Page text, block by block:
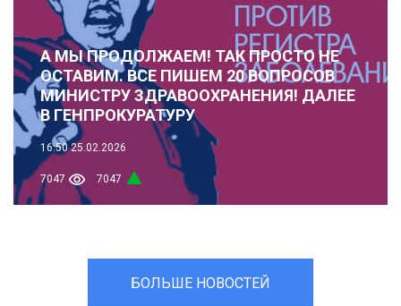
А МЫ ПРОДОЛЖАЕМ! ТАК ПРОСТО НЕ
ОСТАВИМ. ВСЕ ПИШЕМ 20 ВОПРОСОВ
МИНИСТРУ ЗДРАВООХРАНЕНИЯ! ДАЛЕЕ
В ГЕНПРОКУРАТУРУ
16:50 25.02.2026
7047 7047
БОЛЬШЕ НОВОСТЕЙ